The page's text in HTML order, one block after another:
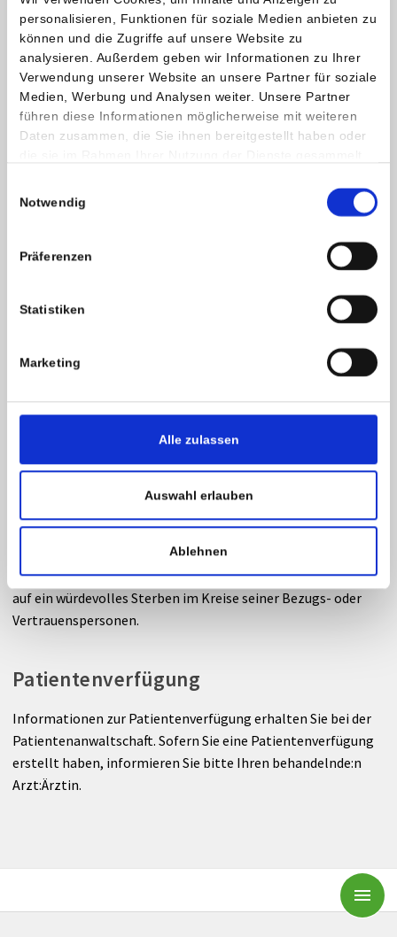
personalisieren, Funktionen für soziale Medien anbieten zu
können und die Zugriffe auf unsere Website zu
analysieren. Außerdem geben wir Informationen zu Ihrer
Verwendung unserer Website an unsere Partner für soziale
Medien, Werbung und Analysen weiter. Unsere Partner
führen diese Informationen möglicherweise mit weiteren
Daten zusammen, die Sie ihnen bereitgestellt haben oder
Notwendig
Präferenzen
Statistiken
Marketing
Alle zulassen
Auswahl erlauben
Ablehnen
Sie haben das Recht auf
Verschwiegenheit
Ihr Gesundheitszustand und Ihre sonstigen persönlichen
Umstände müssen geheimgehalten werden. Auf Wunsch wird
niemand über Ihren Aufenthalt im Krankenhaus informiert.
Ihren Gesundheitszustand informiert werden.
Sie haben das Recht auf Kontakt zur
Sie können Besuche empfangen, telefonieren sowie Post
Hinblick auf Ihre Genesung und mit Rücksicht auf andere
Besuche mit Unterstützung des Krankenhauses auch
Sie haben das Recht auf religiöse und
psychologische Betreuung
Sie haben das Recht auf seelsorgerische und/oder
psychologische Betreuung. Jede:r Patient:in hat das Recht
auf ein würdevolles Sterben im Kreise seiner Bezugs- oder
Vertrauenspersonen.
Patientenverfügung
Informationen zur Patientenverfügung erhalten Sie bei der
Patientenanwaltschaft. Sofern Sie eine Patientenverfügung
erstellt haben, informieren Sie bitte Ihren behandelnde:n
Arzt:Ärztin.